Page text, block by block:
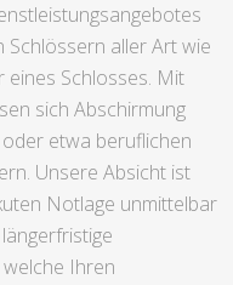
aller Art wie
eines Schlosses. Mit
sich Abschirmung
etwa beruflichen
Unsere Absicht ist
Notlage unmittelbar
Ihren